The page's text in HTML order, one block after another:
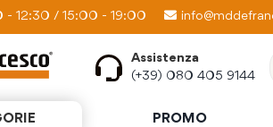
- 12:30 / 15:00 - 19:00
PROMO KIT: Scopri quanti prodotti puoi
Assistenza
(+39) 080 405 9144
PROMO